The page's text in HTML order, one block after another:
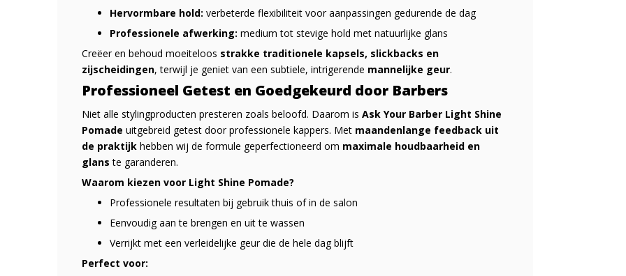
Hervormbare hold: verbeterde flexibiliteit voor aanpassingen gedurende de dag
Professionele afwerking: medium tot stevige hold met natuurlijke glans
Creëer en behoud moeiteloos strakke traditionele kapsels, slickbacks en
zijscheidingen, terwijl je geniet van een subtiele, intrigerende mannelijke geur.
Professioneel Getest en Goedgekeurd door Barbers
Niet alle stylingproducten presteren zoals beloofd. Daarom is Ask Your Barber Light Shine
Pomade uitgebreid getest door professionele kappers. Met maandenlange feedback uit
de praktijk hebben wij de formule geperfectioneerd om maximale houdbaarheid en
glans te garanderen.
Waarom kiezen voor Light Shine Pomade?
Professionele resultaten bij gebruik thuis of in de salon
Eenvoudig aan te brengen en uit te wassen
Verrijkt met een verleidelijke geur die de hele dag blijft
Perfect voor: